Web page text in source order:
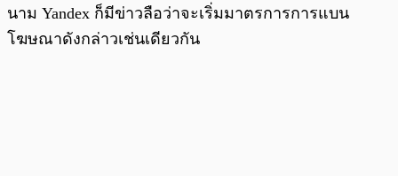
นาม Yandex ก็มีข่าวลือว่าจะเริ่มมาตรการการแบน
โฆษณาดังกล่าวเช่นเดียวกัน